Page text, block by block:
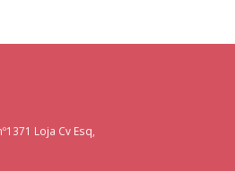
Loja Cv Esq,